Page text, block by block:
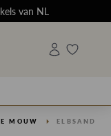
van NL
MOUW ELBSAND